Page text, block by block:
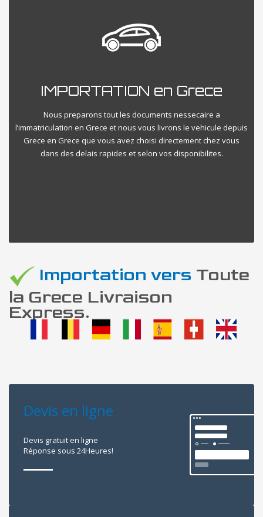
IMPORTATION en Grece
Nous preparons tout les documents nessecaire a
l’immatriculation en Grece et nous vous livrons le vehicule depuis
Grece en Grece que vous avez choisi directement chez vous
dans des delais rapides et selon vos disponibilites.
Importation vers Toute
la Grece Livraison
Express.
Devis en ligne
Devis gratuit en ligne
Réponse sous 24Heures!